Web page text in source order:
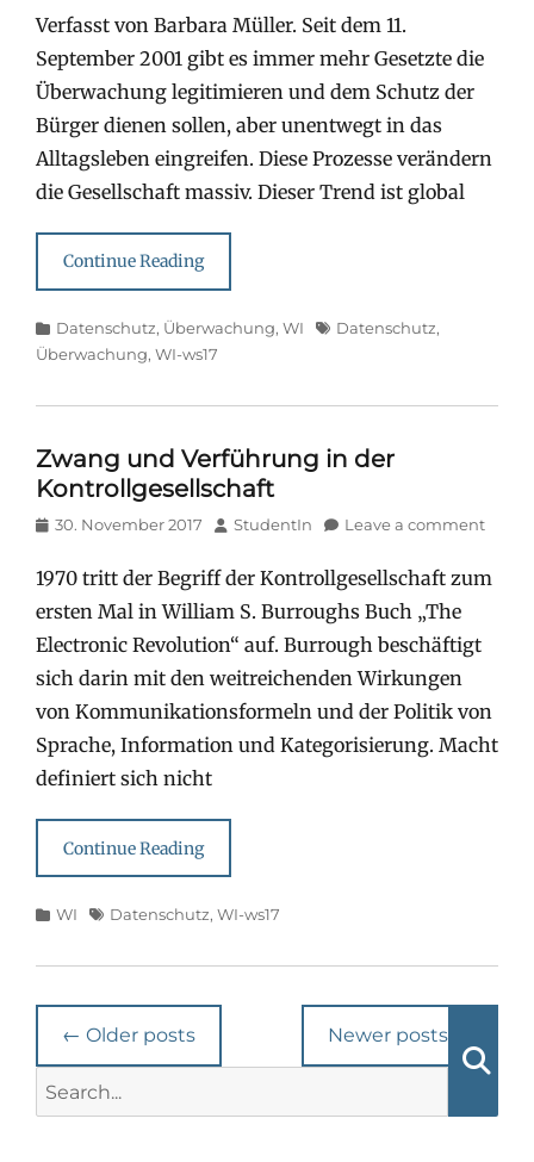
Verfasst von Barbara Müller. Seit dem 11.
September 2001 gibt es immer mehr Gesetzte die
Überwachung legitimieren und dem Schutz der
Bürger dienen sollen, aber unentwegt in das
Alltagsleben eingreifen. Diese Prozesse verändern
die Gesellschaft massiv. Dieser Trend ist global
Continue Reading
Categories
Datenschutz, Überwachung, WI TagsDatenschutz,
Überwachung, WI-ws17
Zwang und Verführung in der
Kontrollgesellschaft
Posted
30. November 2017 Author
StudentIn Leave a comment
1970 tritt der Begriff der Kontrollgesellschaft zum
ersten Mal in William S. Burroughs Buch „The
Electronic Revolution“ auf. Burrough beschäftigt
sich darin mit den weitreichenden Wirkungen
von Kommunikationsformeln und der Politik von
Sprache, Information und Kategorisierung. Macht
definiert sich nicht
Continue Reading
Categories
WI TagsDatenschutz, WI-ws17
navigation
← Older posts Newer posts
for: